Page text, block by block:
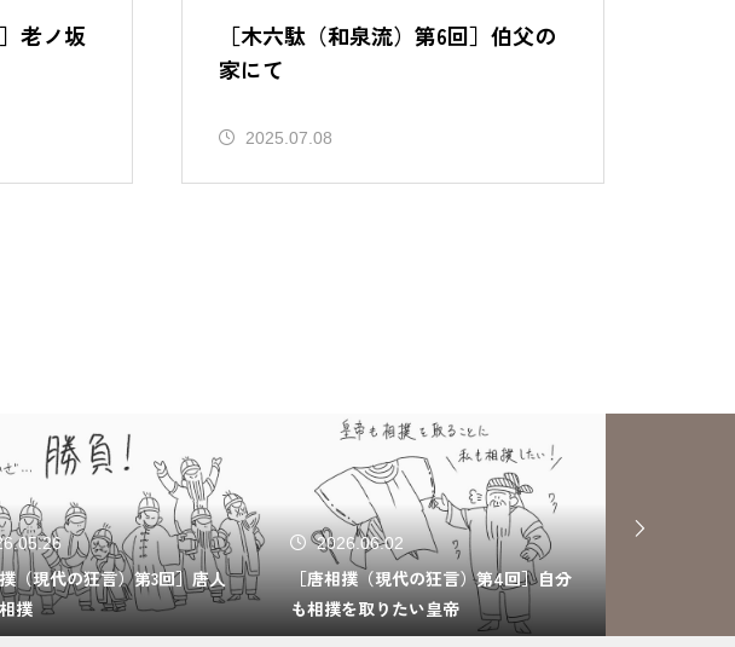
老ノ坂
［木六駄（和泉流）第6回］伯父の
家にて
2025.07.08
（現代の狂言）第3回］唐人
撲
2026.06.02
［唐相撲（現代の狂言）第4回］自分
も相撲を取りたい皇帝